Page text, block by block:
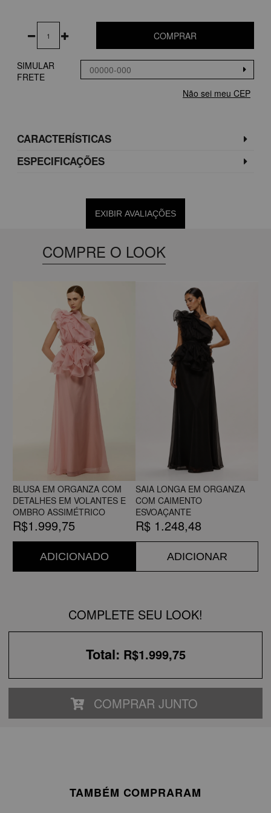
COMPRAR
SIMULAR
FRETE
Não sei meu CEP
CARACTERÍSTICAS
ESPECIFICAÇÕES
EXIBIR AVALIAÇÕES
COMPRE O LOOK
BLUSA EM ORGANZA COM
DETALHES EM VOLANTES E
OMBRO ASSIMÉTRICO
R$1.999,75
ADICIONADO
SAIA LONGA EM ORGANZA
COM CAIMENTO
ESVOAÇANTE
R$ 1.248,48
ADICIONAR
COMPLETE SEU LOOK!
Total: R$1.999,75
COMPRAR JUNTO
TAMBÉM COMPRARAM